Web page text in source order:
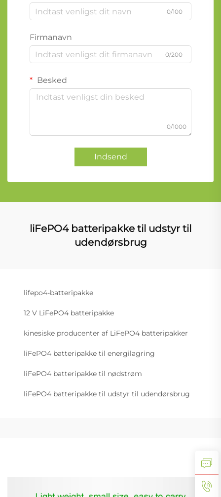
0/100
Firmanavn
0/200
Besked
0/1000
Indsend
liFePO4 batteripakke til udstyr til
udendørsbrug
lifepo4-batteripakke
12 V LiFePO4 batteripakke
kinesiske producenter af LiFePO4 batteripakker
liFePO4 batteripakke til energilagring
liFePO4 batteripakke til nødstrøm
liFePO4 batteripakke til udstyr til udendørsbrug